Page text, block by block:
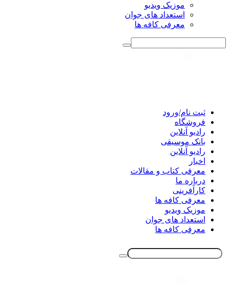
موزیک ویدیو
استعداد های جوان
معرفی کافه ها
ثبت نام/ورود
فروشگاه
رادیو آنلاین
بانک موسیقی
رادیو آنلاین
اخبار
معرفی کتاب و مقالات
درباره ما
کارآفرینی
معرفی کافه ها
موزیک ویدیو
استعداد های جوان
معرفی کافه ها